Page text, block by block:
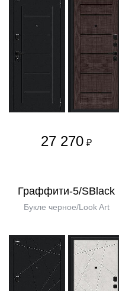
27 270 ₽
Граффити-5/SBlack
Букле черное/Look Art